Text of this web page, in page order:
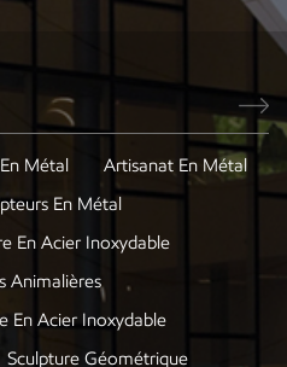
Métal
Artisanat En Métal
En Métal
En Acier Inoxydable
Animalières
En Acier Inoxydable
Sculpture Géométrique